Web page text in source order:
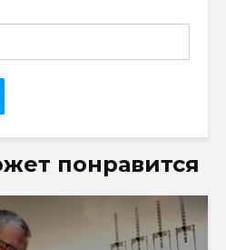
понравится